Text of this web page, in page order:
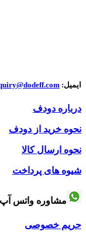
ایمیل:
درباره دودف
نحوه خرید از دودف
نحوه ارسال کالا
شیوه های پرداخت
مشاوره واتس
حریم خصوصی